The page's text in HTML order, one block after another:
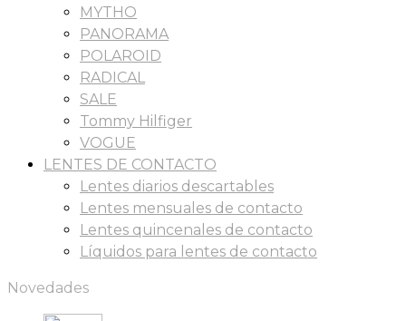
MYTHO
PANORAMA
POLAROID
RADICAL
SALE
Tommy Hilfiger
VOGUE
LENTES DE CONTACTO
Lentes diarios descartables
Lentes mensuales de contacto
Lentes quincenales de contacto
Líquidos para lentes de contacto
Novedades